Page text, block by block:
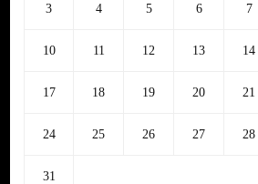
3 4 5 6 7
10 11 12 13 14
17 18 19 20 21
24 25 26 27 28
31